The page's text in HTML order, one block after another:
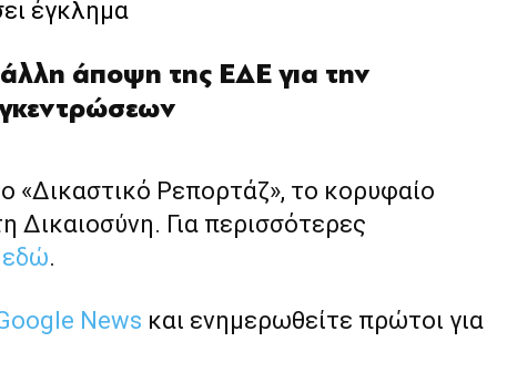
έγκλημα
άποψη της ΕΔΕ για την
«Δικαστικό Ρεπορτάζ», το κορυφαίο
Δικαιοσύνη. Για περισσότερες
εδώ.
News και ενημερωθείτε πρώτοι για